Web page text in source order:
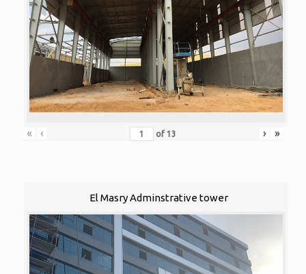
« ‹ of 13 › »
El Masry Adminstrative tower